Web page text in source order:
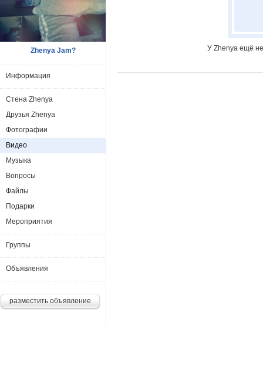
У Zhenya ещё
Zhenya Jam?
Информация
Стена Zhenya
Друзья Zhenya
Фотографии
Видео
Музыка
Вопросы
Файлы
Подарки
Мероприятия
Группы
Объявления
разместить объявление